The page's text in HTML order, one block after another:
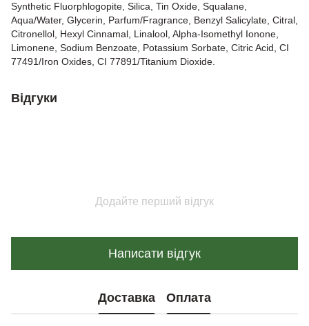
Synthetic Fluorphlogopite, Silica, Tin Oxide, Squalane,
Aqua/Water, Glycerin, Parfum/Fragrance, Benzyl Salicylate, Citral,
Citronellol, Hexyl Cinnamal, Linalool, Alpha-Isomethyl Ionone,
Limonene, Sodium Benzoate, Potassium Sorbate, Citric Acid, CI
77491/Iron Oxides, CI 77891/Titanium Dioxide.
Відгуки
Додайте перший відгук
Написати відгук
Доставка Оплата